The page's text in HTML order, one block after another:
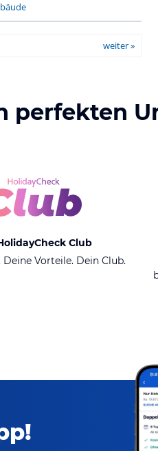
weiter »
perfekten
Club
Deine Vorteile. Dein Club.